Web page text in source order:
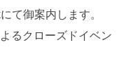
て御案内します。
るクローズドイベン